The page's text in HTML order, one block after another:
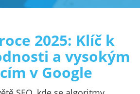
2025: Klíč k
a vysokým
v Google